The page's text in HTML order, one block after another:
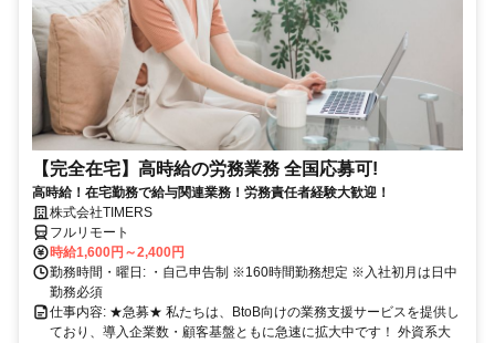
【完全在宅】高時給の労務業務 全国応募可!
高時給！在宅勤務で給与関連業務！労務責任者経験大歓迎！
株式会社TIMERS
フルリモート
時給1,600円～2,400円
勤務時間・曜日: ・自己申告制 ※160時間勤務想定 ※入社初月は日中
勤務必須
仕事内容: ★急募★ 私たちは、BtoB向けの業務支援サービスを提供し
ており、導入企業数・顧客基盤ともに急速に拡大中です！ 外資系大